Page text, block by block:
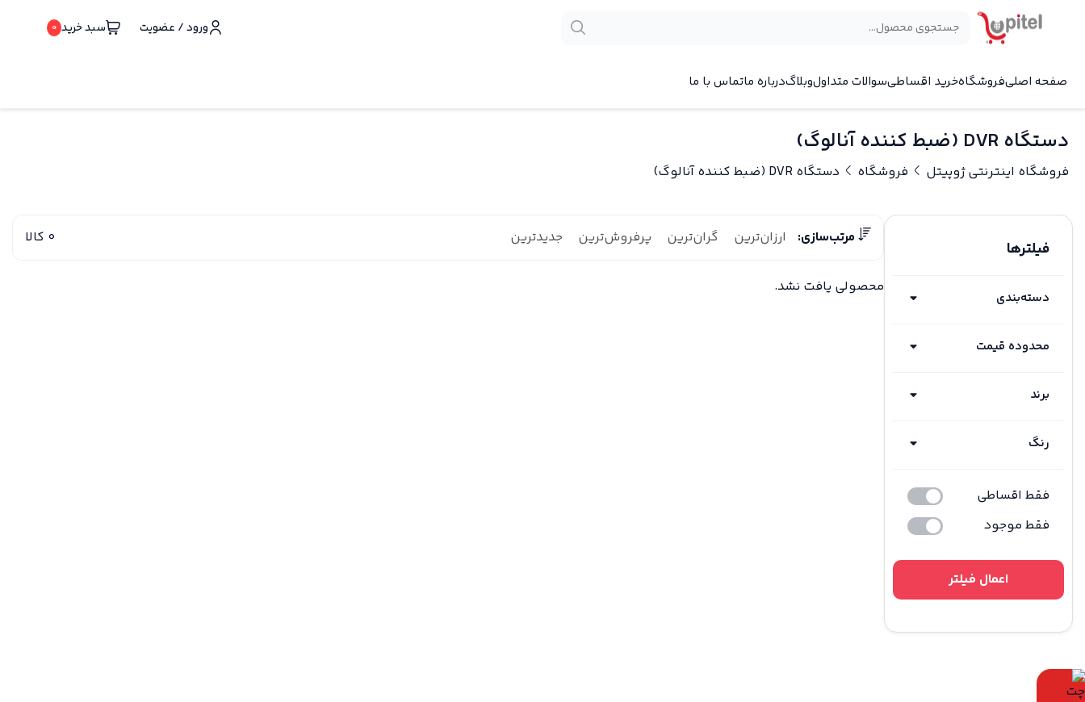
ورود / عضویت سبد خرید 0
صفحه اصلیفروشگاهخرید اقساطیسوالات متداولوبلاگدرباره ماتماس با ما
دستگاه DVR (ضبط کننده آنالوگ)
فروشگاه اینترنتی ژوپیتل فروشگاه دستگاه DVR (ضبط کننده آنالوگ)
فیلترها
دسته‌بندی
محدوده قیمت
برند
رنگ
فقط اقساطی
فقط موجود
اعمال فیلتر
مرتب‌سازی: ارزان‌ترین گران‌ترین پرفروش‌ترین جدیدترین 0 کالا
محصولی یافت نشد.